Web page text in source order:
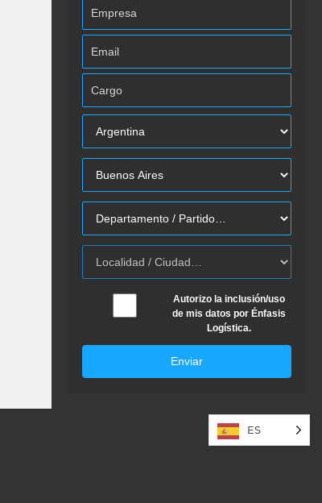
Autorizo la inclusión/uso
de mis datos por Énfasis
Logística.
Enviar
ES